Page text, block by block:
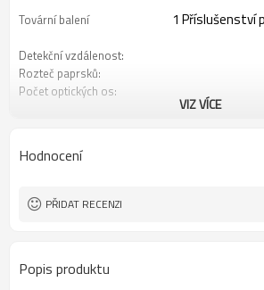
Tovární balení
1 Příslušenství
Detekční vzdálenost:
Rozteč paprsků:
Počet optických os:
Zástrčka rozhraní
Osvědčení:
VIZ VÍCE
Hodnocení
PŘIDAT RECENZI
Popis produktu